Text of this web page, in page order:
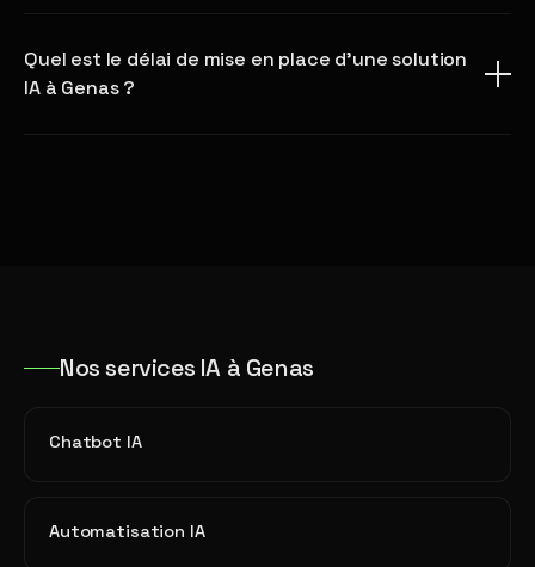
Quel est le délai de mise en place d'une solution
IA à Genas ?
Nos services IA à Genas
Chatbot IA
Automatisation IA